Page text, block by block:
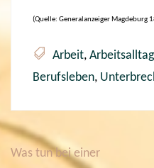
(Quelle: Generalanzeiger Magdeburg
Arbeit, Arbeitsalltag
Berufsleben,
Was tun bei einer